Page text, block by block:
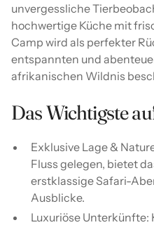
unvergessliche
hochwertige Küche mit
Camp wird als perfekter
entspannten und
afrikanischen Wildnis
Das Wichtigste
Exklusive Lage &
Fluss gelegen, bietet
erstklassige Safari-
Ausblicke.
Luxuriöse Unterkünfte: